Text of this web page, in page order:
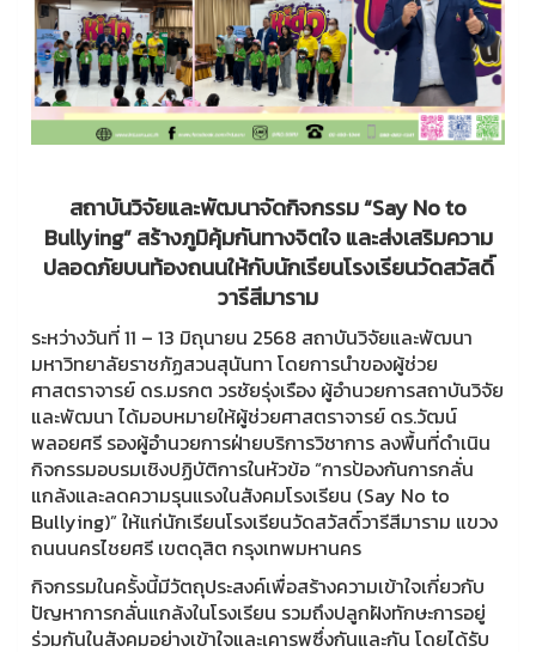
สถาบันวิจัยและพัฒนาจัดกิจกรรม “Say No to
Bullying” สร้างภูมิคุ้มกันทางจิตใจ และส่งเสริมความ
ปลอดภัยบนท้องถนนให้กับนักเรียนโรงเรียนวัดสวัสดิ์
วารีสีมาราม
ระหว่างวันที่ 11 – 13 มิถุนายน 2568 สถาบันวิจัยและพัฒนา
มหาวิทยาลัยราชภัฏสวนสุนันทา โดยการนำของผู้ช่วย
ศาสตราจารย์ ดร.มรกต วรชัยรุ่งเรือง ผู้อำนวยการสถาบันวิจัย
และพัฒนา ได้มอบหมายให้ผู้ช่วยศาสตราจารย์ ดร.วัฒน์
พลอยศรี รองผู้อำนวยการฝ่ายบริการวิชาการ ลงพื้นที่ดำเนิน
กิจกรรมอบรมเชิงปฏิบัติการในหัวข้อ “การป้องกันการกลั่น
แกล้งและลดความรุนแรงในสังคมโรงเรียน (Say No to
Bullying)” ให้แก่นักเรียนโรงเรียนวัดสวัสดิ์วารีสีมาราม แขวง
ถนนนครไชยศรี เขตดุสิต กรุงเทพมหานคร
กิจกรรมในครั้งนี้มีวัตถุประสงค์เพื่อสร้างความเข้าใจเกี่ยวกับ
ปัญหาการกลั่นแกล้งในโรงเรียน รวมถึงปลูกฝังทักษะการอยู่
ร่วมกันในสังคมอย่างเข้าใจและเคารพซึ่งกันและกัน โดยได้รับ